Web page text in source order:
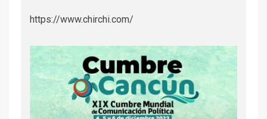
https://www.chirchi.com/